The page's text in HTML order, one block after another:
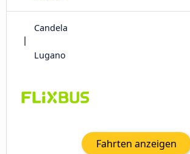
Candela
Lugano
Fahrten anzeigen